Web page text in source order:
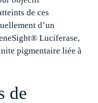
de ces
d’un
Luciferase,
pigmentaire liée à
de